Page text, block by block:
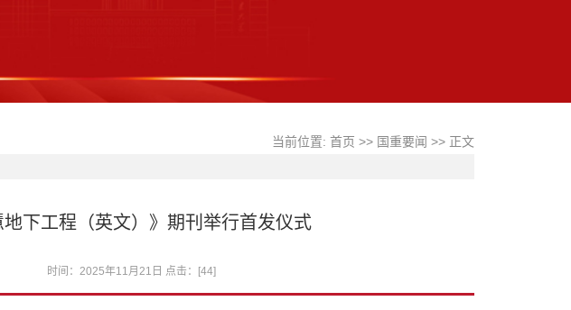
当前位置: 首页 >> 国重要闻 >> 正文
地下工程（英文）》期刊举行首发仪式
时间：2025年11月21日 点击：[44]